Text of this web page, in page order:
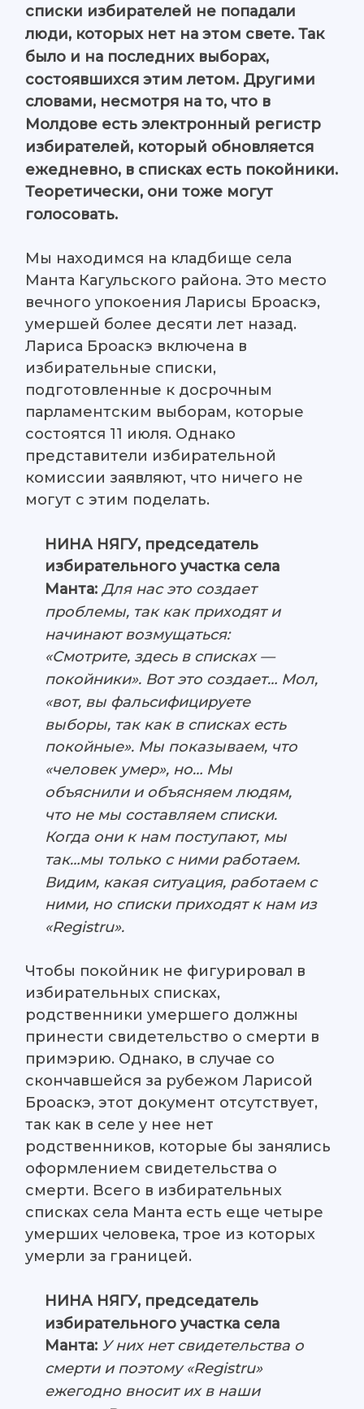
списки избирателей не попадали
люди, которых нет на этом свете. Так
было и на последних выборах,
состоявшихся этим летом. Другими
словами, несмотря на то, что в
Молдове есть электронный регистр
избирателей, который обновляется
ежедневно, в списках есть покойники.
Теоретически, они тоже могут
голосовать.
Мы находимся на кладбище села
Манта Кагульского района. Это место
вечного упокоения Ларисы Броаскэ,
умершей более десяти лет назад.
Лариса Броаскэ включена в
избирательные списки,
подготовленные к досрочным
парламентским выборам, которые
состоятся 11 июля. Однако
представители избирательной
комиссии заявляют, что ничего не
могут с этим поделать.
НИНА НЯГУ, председатель
избирательного участка села
Манта:Для нас это создает
проблемы, так как приходят и
начинают возмущаться:
«Смотрите, здесь в списках —
покойники». Вот это создает… Мол,
«вот, вы фальсифицируете
выборы, так как в списках есть
покойные». Мы показываем, что
«человек умер», но… Мы
объяснили и объясняем людям,
что не мы составляем списки.
Когда они к нам поступают, мы
так…мы только с ними работаем.
Видим, какая ситуация, работаем с
ними, но списки приходят к нам из
«Registru».
Чтобы покойник не фигурировал в
избирательных списках,
родственники умершего должны
принести свидетельство о смерти в
примэрию. Однако, в случае со
скончавшейся за рубежом Ларисой
Броаскэ, этот документ отсутствует,
так как в селе у нее нет
родственников, которые бы занялись
оформлением свидетельства о
смерти. Всего в избирательных
списках села Манта есть еще четыре
умерших человека, трое из которых
умерли за границей.
НИНА НЯГУ, председатель
избирательного участка села
Манта: У них нет свидетельства о
смерти и поэтому «Registru»
ежегодно вносит их в наши